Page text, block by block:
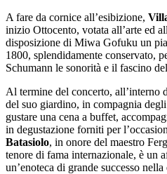
A fare da cornice all’esibizione,
inizio Ottocento, votata all’arte ed
disposizione di Miwa Gofuku un
1800, splendidamente conservato,
Schumann le sonorità e il fascino
Al termine del concerto, all’interno
del suo giardino, in compagnia
gustare una cena a buffet,
in degustazione forniti per
Batasiolo, in onore del maestro
tenore di fama internazionale, è un
un’enoteca di grande successo